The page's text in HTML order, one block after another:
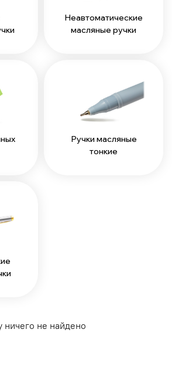
Неавтоматические
масляные ручки
Ручки масляные
тонкие
не найдено